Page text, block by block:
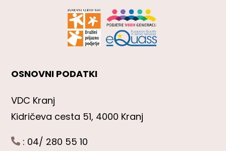
OSNOVNI PODATKI
VDC Kranj
Kidričeva cesta 51, 4000 Kranj
: 04/ 280 55 10